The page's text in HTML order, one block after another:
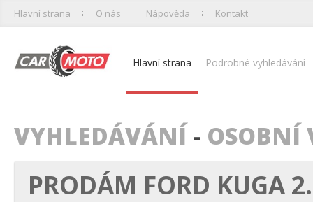
Hlavní strana O nás Nápověda Kontakt
Hlavní strana Podrobné vyhledávání
VYHLEDÁVÁNÍ - OSOBNÍ
PRODÁM FORD KUGA